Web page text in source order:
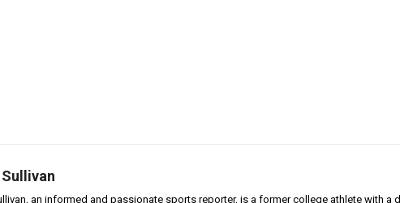
an informed and passionate sports reporter, is a former college athlete with a